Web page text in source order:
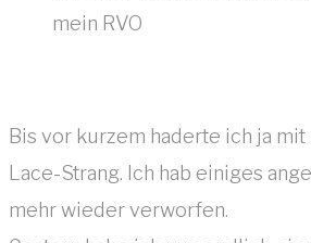
mein RVO
Bis vor kurzem haderte ich ja
Lace-Strang. Ich hab einiges
mehr wieder verworfen.